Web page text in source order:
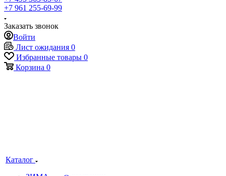
+7 961 255-69-99
Заказать звонок
Войти
Лист ожидания 0
Избранные товары 0
Корзина 0
Каталог